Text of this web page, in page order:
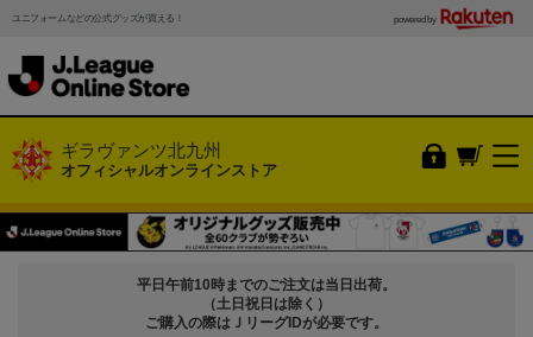
ユニフォームなどの公式グッズが買える！ powered by
ギラヴァンツ北九州
オフィシャルオンラインストア
平日午前10時までのご注文は当日出荷。
（土日祝日は除く）
ご購入の際はＪリーグIDが必要です。